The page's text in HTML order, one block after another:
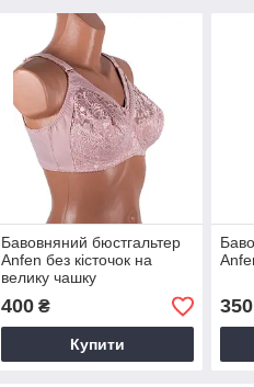
Бавовняний бюстгальтер
Anfen без кісточок на
велику чашку
400₴
Купити
350